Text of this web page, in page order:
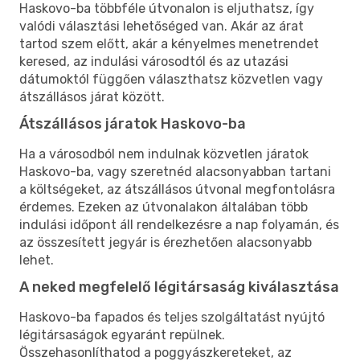
Haskovo-ba többféle útvonalon is eljuthatsz, így
valódi választási lehetőséged van. Akár az árat
tartod szem előtt, akár a kényelmes menetrendet
keresed, az indulási városodtól és az utazási
dátumoktól függően választhatsz közvetlen vagy
átszállásos járat között.
Átszállásos járatok Haskovo-ba
Ha a városodból nem indulnak közvetlen járatok
Haskovo-ba, vagy szeretnéd alacsonyabban tartani
a költségeket, az átszállásos útvonal megfontolásra
érdemes. Ezeken az útvonalakon általában több
indulási időpont áll rendelkezésre a nap folyamán, és
az összesített jegyár is érezhetően alacsonyabb
lehet.
A neked megfelelő légitársaság kiválasztása
Haskovo-ba fapados és teljes szolgáltatást nyújtó
légitársaságok egyaránt repülnek.
Összehasonlíthatod a poggyászkereteket, az